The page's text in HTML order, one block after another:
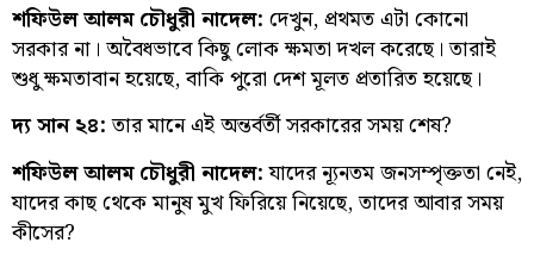
শফিউল আলম চৌধুরী নাদেল: দেখুন, প্রথমত এটা কোনো
সরকার না। অবৈধভাবে কিছু লোক ক্ষমতা দখল করেছে। তারাই
শুধু ক্ষমতাবান হয়েছে, বাকি পুরো দেশ মূলত প্রতারিত হয়েছে।
দ্য সান ২৪:তার মানে এই অন্তর্বর্তী সরকারের সময় শেষ?
শফিউল আলম চৌধুরী নাদেল:যাদের ন্যূনতম জনসম্পৃক্ততা নেই,
যাদের কাছ থেকে মানুষ মুখ ফিরিয়ে নিয়েছে, তাদের আবার সময়
কীসের?